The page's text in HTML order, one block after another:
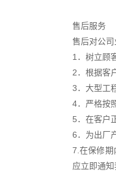
售后服务
售后对公
1．树立顾
2．根据客
3．大型工
4．严格按
5．在客户
6．为出厂
7.在保修期
应立即通